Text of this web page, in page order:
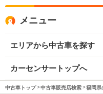
メニュー
エリアから中古車を探す
カーセンサートップへ
中古車トップ 中古車販売店検索 福岡県